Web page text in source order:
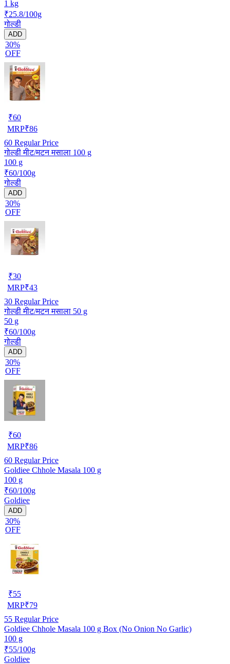
1 kg
₹25.8/100g
गोल्डी
ADD
30%
OFF
₹60
MRP₹86
60 Regular Price
गोल्डी मीट/मटन मसाला 100 g
100 g
₹60/100g
गोल्डी
ADD
30%
OFF
₹30
MRP₹43
30 Regular Price
गोल्डी मीट/मटन मसाला 50 g
50 g
₹60/100g
गोल्डी
ADD
30%
OFF
₹60
MRP₹86
60 Regular Price
Goldiee Chhole Masala 100 g
100 g
₹60/100g
Goldiee
ADD
30%
OFF
₹55
MRP₹79
55 Regular Price
Goldiee Chhole Masala 100 g Box (No Onion No Garlic)
100 g
₹55/100g
Goldiee